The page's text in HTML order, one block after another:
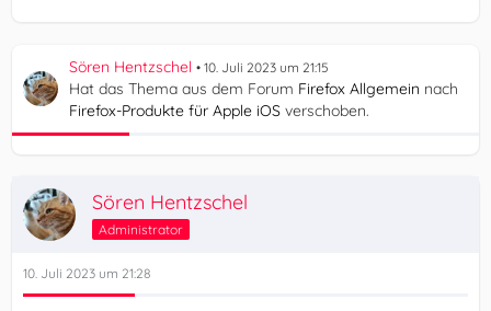
Sören Hentzschel 10. Juli 2023 um 21:15
Hat das Thema aus dem Forum Firefox Allgemein nach
Firefox-Produkte für Apple iOS verschoben.
Sören Hentzschel
Administrator
10. Juli 2023 um 21:28